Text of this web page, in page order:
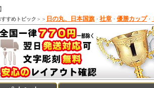
すすめトピック ＞＞ 日の丸、日本国旗 ・ 社章 ・ 優勝カップ ・